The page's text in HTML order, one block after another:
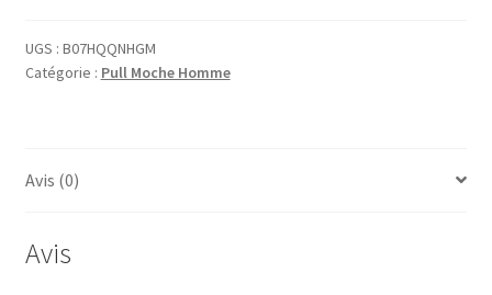
UGS : B07HQQNHGM
Catégorie : Pull Moche Homme
Avis (0)
Avis